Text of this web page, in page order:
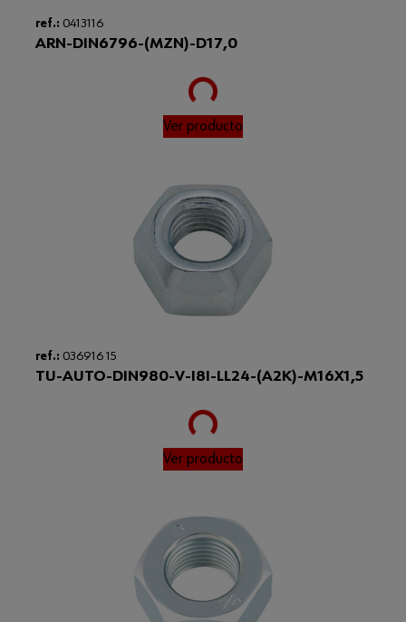
ref.: 0413116
ARN-DIN6796-(MZN)-D17,0
Loading...
Ver producto
ref.: 036916 15
TU-AUTO-DIN980-V-I8I-LL24-(A2K)-M16X1,5
Loading...
Ver producto